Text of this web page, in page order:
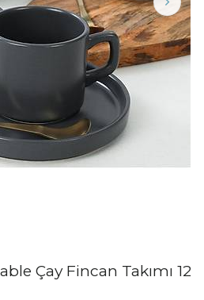
Çay Fincan Takımı 12